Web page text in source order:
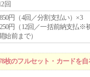
回
円（4回／分割支払い）×3
円（12回／一括前納支払※
始前まで）
のフルセット・カードを自